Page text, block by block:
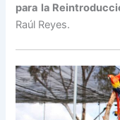
para la
Raúl Reyes.